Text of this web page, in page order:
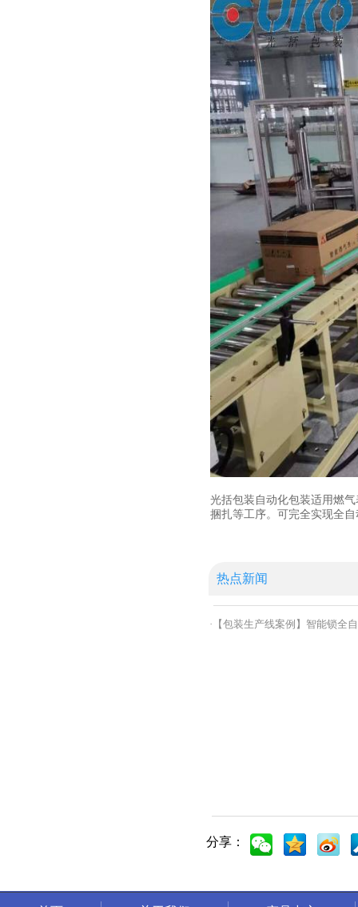
分享：
光括包装自动化包装适用燃
捆扎等工序。可完全实现全
热点新闻
· 【包装生产线案例 】 智能锁全